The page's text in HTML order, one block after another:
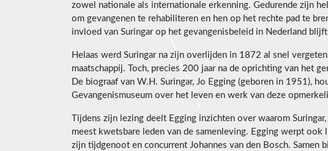
zowel nationale als internationale erkenning. Gedurende zijn
om gevangenen te rehabiliteren en hen op het rechte pad te
invloed van Suringar op het gevangenisbeleid in Nederland
Helaas werd Suringar na zijn overlijden in 1872 al snel
maatschappij. Toch, precies 200 jaar na de oprichting van het
De biograaf van W.H. Suringar, Jo Egging (geboren in 1951),
Gevangenismuseum over het leven en werk van deze
Tijdens zijn lezing deelt Egging inzichten over waarom
meest kwetsbare leden van de samenleving. Egging werpt
zijn tijdgenoot en concurrent Johannes van den Bosch. Samen